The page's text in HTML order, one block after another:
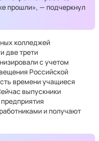
прошли», — подчеркнул
колледжей
две трети
с учетом
Российской
времени учащиеся
выпускники
и получают